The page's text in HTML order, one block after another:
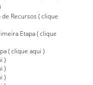
)
Recursos (clique
Etapa (clique
(clique aqui )
)
)
)